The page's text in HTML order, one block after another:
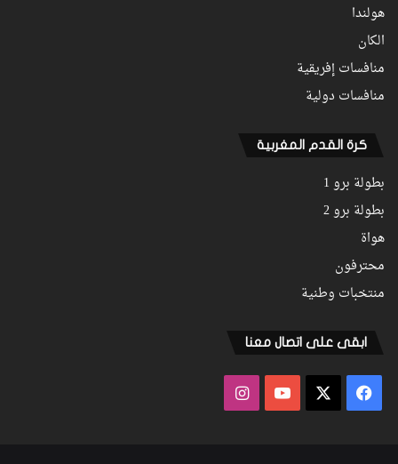
هولندا
الكان
منافسات إفريقية
منافسات دولية
كرة القدم المغربية
بطولة برو 1
بطولة برو 2
هواة
محترفون
منتخبات وطنية
ابقى على اتصال معنا
فيسبوك ‫YouTubeانستقرام